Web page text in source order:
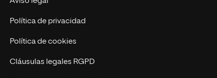
Contáctanos
Política de privacidad
Política de cookies
Cláusulas legales RGPD